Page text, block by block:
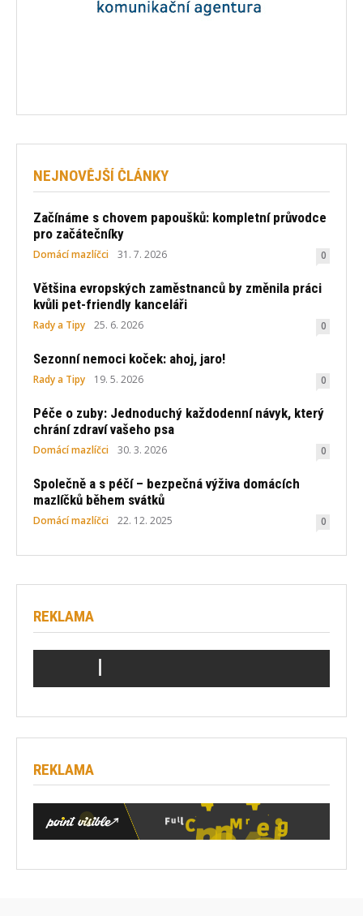
NEJNOVĚJŠÍ ČLÁNKY
Začínáme s chovem papoušků: kompletní průvodce
pro začátečníky
Domácí mazlíčci 31. 7. 2026 0
Většina evropských zaměstnanců by změnila práci
kvůli pet-friendly kanceláři
Rady a Tipy 25. 6. 2026 0
Sezonní nemoci koček: ahoj, jaro!
Rady a Tipy 19. 5. 2026 0
Péče o zuby: Jednoduchý každodenní návyk, který
chrání zdraví vašeho psa
Domácí mazlíčci 30. 3. 2026 0
Společně a s péčí – bezpečná výživa domácích
mazlíčků během svátků
Domácí mazlíčci 22. 12. 2025 0
REKLAMA
REKLAMA